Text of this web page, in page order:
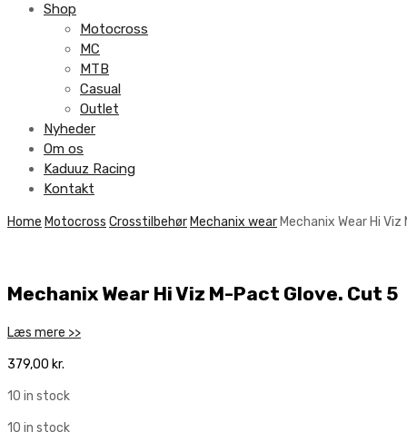
Shop
Motocross
MC
MTB
Casual
Outlet
Nyheder
Om os
Kaduuz Racing
Kontakt
Skip
Home Motocross Crosstilbehør Mechanix wear Mechanix Wear Hi
Mechanix Wear Hi Viz M-Pact Glove. Cut 5
Læs mere >>
379,00 kr.
10 in stock
10 in stock